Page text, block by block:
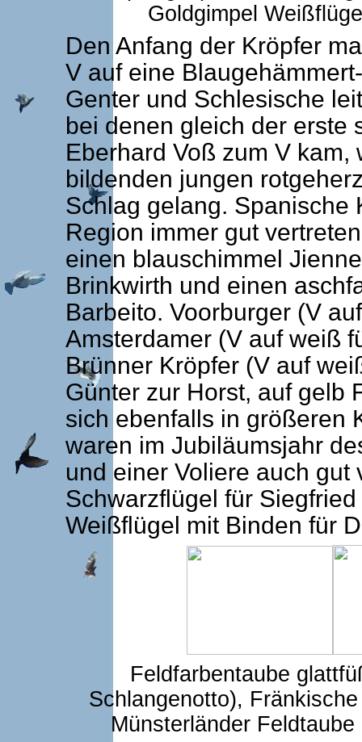
Goldgimpel
Den Anfang der Kröpfer
V auf eine
Genter und Schlesische
bei denen gleich der erste
Eberhard Voß zum V
bildenden jungen
Schlag gelang. Spanische
Region immer gut
einen blauschimmel
Brinkwirth und einen
Barbeito. Voorburger (V
Amsterdamer (V auf weiß
Brünner Kröpfer (V auf
Günter zur Horst, auf gelb
sich ebenfalls in größeren
waren im Jubiläumsjahr
und einer Voliere auch gut
Schwarzflügel für
Weißflügel mit Binden für
Feldfarbentaube
Schlangenotto),
Münsterländer